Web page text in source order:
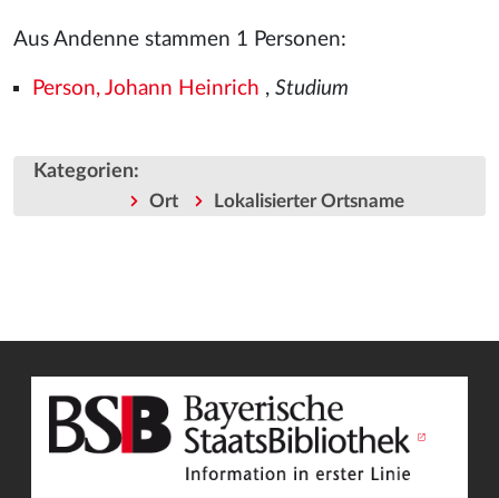
Aus Andenne stammen 1 Personen:
Person, Johann Heinrich , Studium
Kategorien:
Ort Lokalisierter Ortsname